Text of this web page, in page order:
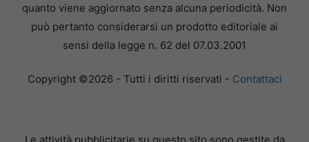
quanto viene aggiornato senza alcuna periodicità. Non
può pertanto considerarsi un prodotto editoriale ai
sensi della legge n. 62 del 07.03.2001
Copyright ©2026 - Tutti i diritti riservati - Contattaci